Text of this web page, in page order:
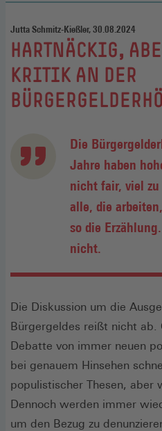
Jutta Schmitz-Kießler, 30.08.2024
:
HARTNÄCKIG,
KRITIK AN DER
Die
Jahre haben
nicht fair, viel
alle, die
so die
nicht.
Die Diskussion um die
Bürgergeldes reißt nicht ab.
Debatte von immer neuen
bei genauem Hinsehen
populistischer Thesen, aber
Dennoch werden immer
um den Bezug zu